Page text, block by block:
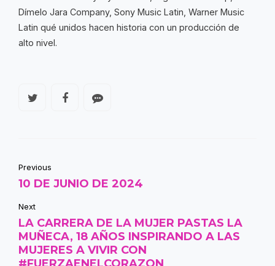
Dímelo Jara Company, Sony Music Latin, Warner Music
Latin qué unidos hacen historia con un producción de
alto nivel.
Previous
10 DE JUNIO DE 2024
Next
LA CARRERA DE LA MUJER PASTAS LA
MUÑECA, 18 AÑOS INSPIRANDO A LAS
MUJERES A VIVIR CON